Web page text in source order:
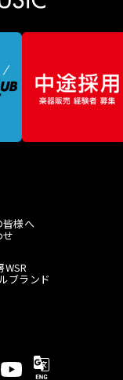
皆様へ
ブランド